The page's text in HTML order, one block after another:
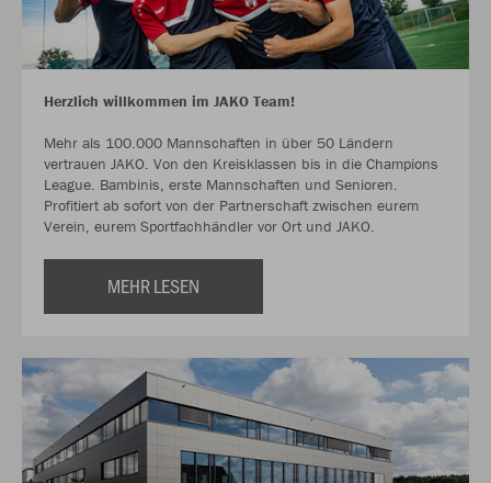
Herzlich willkommen im JAKO Team!
Mehr als 100.000 Mannschaften in über 50 Ländern
vertrauen JAKO. Von den Kreisklassen bis in die Champions
League. Bambinis, erste Mannschaften und Senioren.
Profitiert ab sofort von der Partnerschaft zwischen eurem
Verein, eurem Sportfachhändler vor Ort und JAKO.
MEHR LESEN